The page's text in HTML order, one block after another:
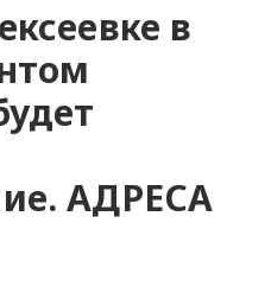
в
АДРЕСА